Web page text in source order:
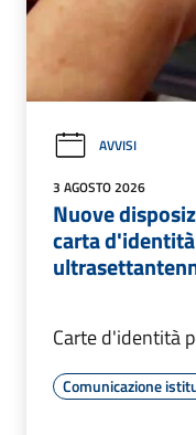
AVVISI
3 AGOSTO 2026
Nuove
carta
Carte d'identità
Comunicazione